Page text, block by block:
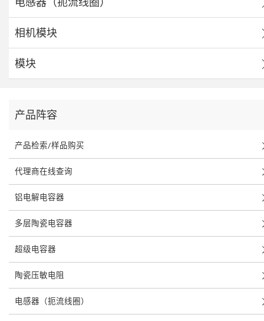
相机模块
模块
产品阵容
产品检索/样品购买
代理商在线查询
铝电解电容器
多层陶瓷电容器
超级电容器
陶瓷压敏电阻
电感器（扼流线圈）